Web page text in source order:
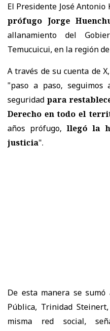
El Presidente José Antonio
prófugo Jorge
allanamiento del
Temucuicui, en la región
A través de su cuenta de
"paso a paso, seguimos
seguridadpara
Derecho en todo el
años prófugo, llegó la
justicia".
De esta manera se
Pública, Trinidad
misma red social,